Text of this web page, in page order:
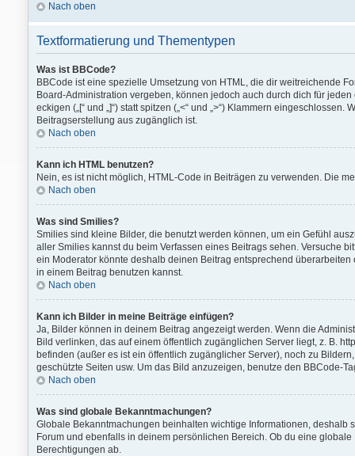
Nach oben
Textformatierung und Thementypen
Was ist BBCode?
BBCode ist eine spezielle Umsetzung von HTML, die dir weitreichende
Board-Administration vergeben, können jedoch auch durch dich für
eckigen („[“ und „]“) statt spitzen („<“ und „>“) Klammern
Beitragserstellung aus zugänglich ist.
Nach oben
Kann ich HTML benutzen?
Nein, es ist nicht möglich, HTML-Code in Beiträgen zu verwenden. Die
Nach oben
Was sind Smilies?
Smilies sind kleine Bilder, die benutzt werden können, um ein Gefühl
aller Smilies kannst du beim Verfassen eines Beitrags sehen. Versuche
ein Moderator könnte deshalb deinen Beitrag entsprechend
in einem Beitrag benutzen kannst.
Nach oben
Kann ich Bilder in meine Beiträge einfügen?
Ja, Bilder können in deinem Beitrag angezeigt werden. Wenn die
Bild verlinken, das auf einem öffentlich zugänglichen Server liegt, z. B.
befinden (außer es ist ein öffentlich zugänglicher Server), noch zu
geschützte Seiten usw. Um das Bild anzuzeigen, benutze den BBCode-
Nach oben
Was sind globale Bekanntmachungen?
Globale Bekanntmachungen beinhalten wichtige Informationen,
Forum und ebenfalls in deinem persönlichen Bereich. Ob du eine
Berechtigungen ab.